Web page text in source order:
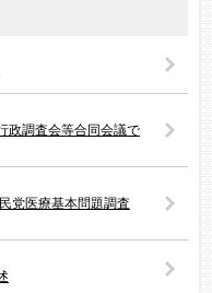
政調査会等合同会議で
党医療基本問題調査